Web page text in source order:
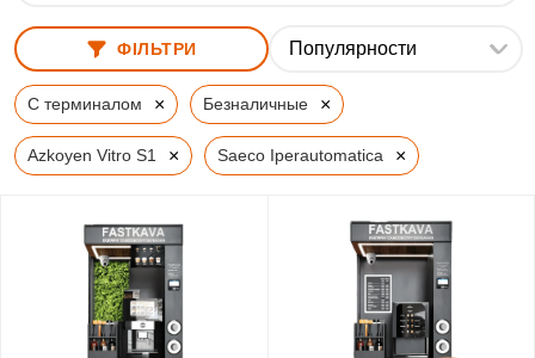
ФІЛЬТРИ
С терминалом × Безналичные ×
Azkoyen Vitro S1 × Saeco Iperautomatica ×